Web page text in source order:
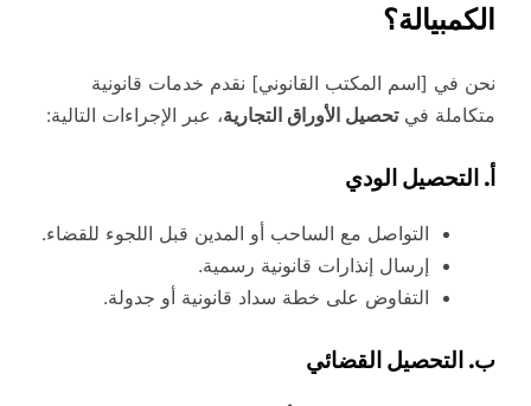
الكمبيالة؟
نحن في [اسم المكتب القانوني] نقدم خدمات قانونية
متكاملة فيتحصيل الأوراق التجارية، عبر الإجراءات التالية:
أ. التحصيل الودي
التواصل مع الساحب أو المدين قبل اللجوء للقضاء.
إرسال إنذارات قانونية رسمية.
التفاوض على خطة سداد قانونية أو جدولة.
ب. التحصيل القضائي